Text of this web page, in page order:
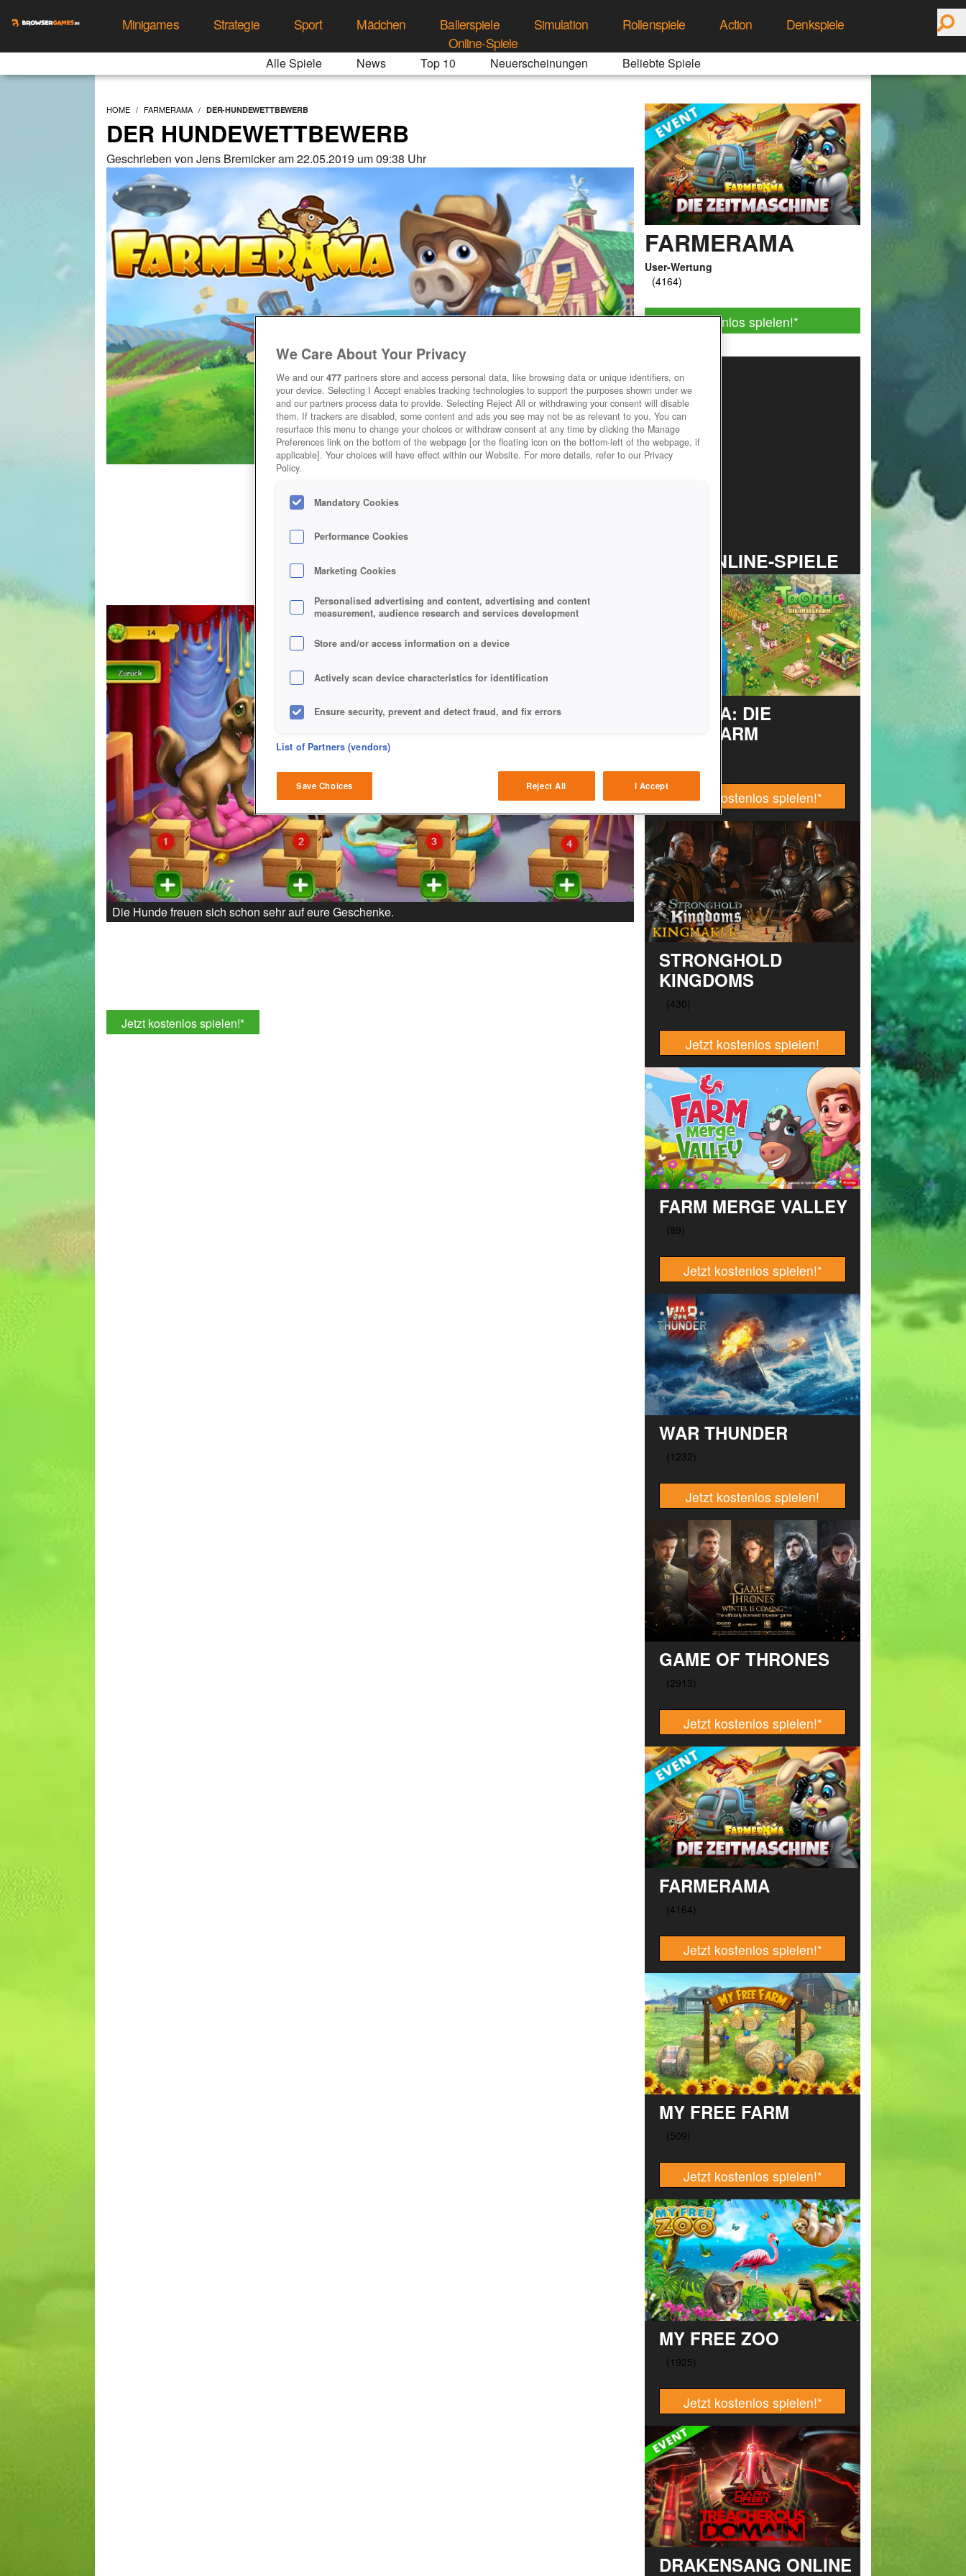
Minigames Strategie Sport Mädchen Ballerspiele Simulation Rollenspiele Action
Denkspiele
Online-Spiele
Alle Spiele News Top 10 Neuerscheinungen Beliebte Spiele
HOME FARMERAMA DER-HUNDEWETTBEWERB
DER HUNDEWETTBEWERB
Geschrieben von Jens Bremicker am 22.05.2019 um 09:38 Uhr
Die Hunde freuen sich schon sehr auf eure Geschenke.
Jetzt kostenlos spielen!*
FARMERAMA
User-Wertung
Jetzt kostenlos spielen!*
TOP ONLINE-SPIELE
TAONGA: DIE
INSELFARM
Jetzt kostenlos spielen!*
STRONGHOLD
KINGDOMS
Jetzt kostenlos spielen!
FARM MERGE VALLEY
Jetzt kostenlos spielen!*
WAR THUNDER
Jetzt kostenlos spielen!
GAME OF THRONES
Jetzt kostenlos spielen!*
FARMERAMA
Jetzt kostenlos spielen!*
MY FREE FARM
Jetzt kostenlos spielen!*
MY FREE ZOO
Jetzt kostenlos spielen!*
DRAKENSANG ONLINE
We Care About Your Privacy
We and our 477 partners store and access personal data, like browsing data or unique identifiers, on
your device. Selecting I Accept enables tracking technologies to support the purposes shown under we
and our partners process data to provide. Selecting Reject All or withdrawing your consent will disable
them. If trackers are disabled, some content and ads you see may not be as relevant to you. You can
resurface this menu to change your choices or withdraw consent at any time by clicking the Manage
Preferences link on the bottom of the webpage [or the floating icon on the bottom-left of the webpage, if
applicable]. Your choices will have effect within our Website. For more details, refer to our Privacy
Policy.
Mandatory Cookies
Performance Cookies
Marketing Cookies
Personalised advertising and content, advertising and content
measurement, audience research and services development
Store and/or access information on a device
Actively scan device characteristics for identification
Ensure security, prevent and detect fraud, and fix errors
Deliver and present advertising and content
Match and combine data from other data sources
Link different devices
Identify devices based on information transmitted automatically
Save and communicate privacy choices
Show Purposes
List of Partners (vendors)
Save Choices Reject All I Accept